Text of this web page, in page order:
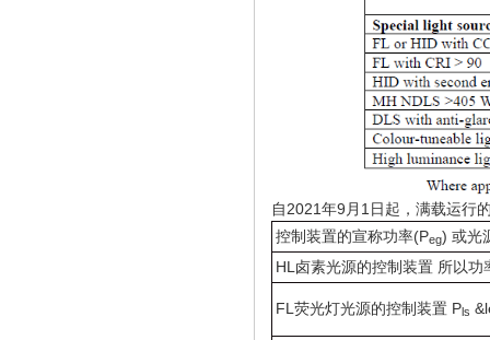
自2021年9月1日起，满载运行
控制装置的宣称功率(Peg) 或光
HL卤素光源的控制装置 所以功
FL荧光灯光源的控制装置 Pls